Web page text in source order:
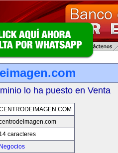
lo ha puesto en Venta
14 caracteres
Negocios